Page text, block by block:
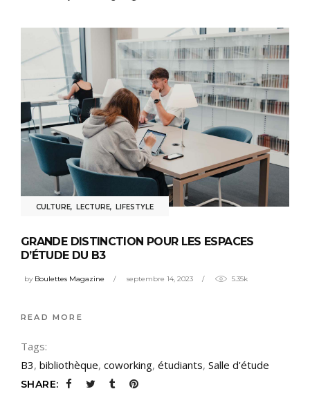
CULTURE, LECTURE, LIFESTYLE
GRANDE DISTINCTION POUR LES ESPACES
D’ÉTUDE DU B3
by Boulettes Magazine septembre 14, 2023 5.35k
READ MORE
Tags:
B3, bibliothèque, coworking, étudiants, Salle d'étude
SHARE: